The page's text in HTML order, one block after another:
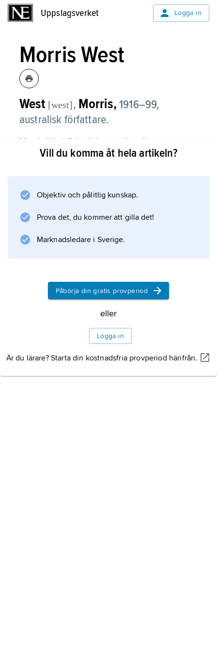
Uppslagsverket Logga in
Morris West
West [west], Morris, 1916–99,
australisk författare.
Morris West fick sitt internationella
genombrott med
Liksom
(1961; ”Tystnadens dotter”) och
The Shoes of the Fisherman
(’Fiskarens skor’, 1963, filmatiserad 1968)
The World is Made of
Information om artikeln
Vill du komma åt hela artikeln?
Objektiv och pålitlig kunskap.
Prova det, du kommer att gilla det!
Marknadsledare i Sverige.
Påbörja din gratis provperiod
eller
Logga in
Är du lärare? Starta din kostnadsfria provperiod härifrån.